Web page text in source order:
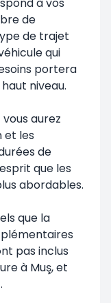
de
de trajet
qui
portera
niveau.
aurez
et les
de
que les
abordables.
que la
pas inclus
à Muş, et